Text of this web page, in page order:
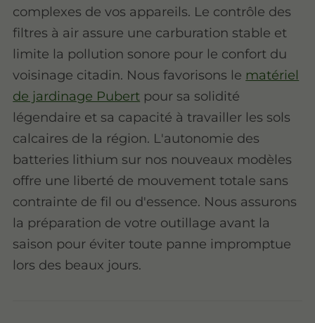
complexes de vos appareils. Le contrôle des
filtres à air assure une carburation stable et
limite la pollution sonore pour le confort du
voisinage citadin. Nous favorisons le matériel
de jardinage Pubert pour sa solidité
légendaire et sa capacité à travailler les sols
calcaires de la région. L'autonomie des
batteries lithium sur nos nouveaux modèles
offre une liberté de mouvement totale sans
contrainte de fil ou d'essence. Nous assurons
la préparation de votre outillage avant la
saison pour éviter toute panne impromptue
lors des beaux jours.